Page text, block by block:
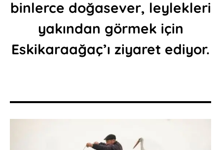
binlerce doğasever, leylekleri
yakından görmek için
Eskikaraağaç’ı ziyaret ediyor.